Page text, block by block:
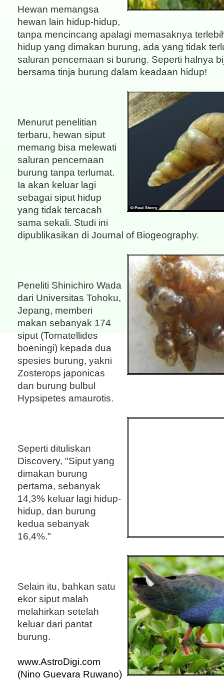
Hewan memangsa
hewan lain hidup-hidup,
tanpa mencincang apalagi memasaknya
hidup yang dimakan burung, ada yang tidak
saluran pencernaan si burung. Seperti halnya
bersama tinja burung dalam keadaan hidup!
Menurut penelitian
terbaru, hewan siput
memang bisa melewati
saluran pencernaan
burung tanpa terlumat.
Ia akan keluar lagi
sebagai siput hidup
yang tidak tercacah
sama sekali. Studi ini
dipublikasikan di Journal of Biogeography.
Peneliti Shinichiro Wada
dari Universitas Tohoku,
Jepang, memberi
makan sebanyak 174
siput (Tornatellides
boeningi) kepada dua
spesies burung, yakni
Zosterops japonicas
dan burung bulbul
Hypsipetes amaurotis.
Seperti dituliskan
Discovery, "Siput yang
dimakan burung
pertama, sebanyak
14,3% keluar lagi hidup-
hidup, dan burung
kedua sebanyak
16,4%."
Selain itu, bahkan satu
ekor siput malah
melahirkan setelah
keluar dari pantat
burung.
www.AstroDigi.com
(Nino Guevara Ruwano)